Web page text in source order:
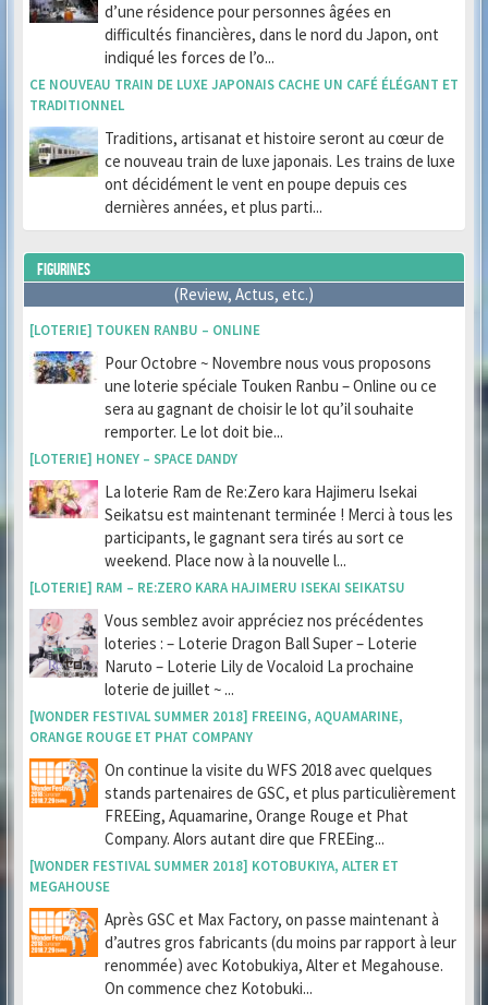
d’une résidence pour personnes âgées en
difficultés financières, dans le nord du Japon, ont
indiqué les forces de l’o...
CE NOUVEAU TRAIN DE LUXE JAPONAIS CACHE UN CAFÉ ÉLÉGANT ET
TRADITIONNEL
Traditions, artisanat et histoire seront au cœur de
ce nouveau train de luxe japonais. Les trains de luxe
ont décidément le vent en poupe depuis ces
dernières années, et plus parti...
FIGURINES
(Review, Actus, etc.)
[LOTERIE] TOUKEN RANBU – ONLINE
Pour Octobre ~ Novembre nous vous proposons
une loterie spéciale Touken Ranbu – Online ou ce
sera au gagnant de choisir le lot qu’il souhaite
remporter. Le lot doit bie...
[LOTERIE] HONEY – SPACE DANDY
La loterie Ram de Re:Zero kara Hajimeru Isekai
Seikatsu est maintenant terminée ! Merci à tous les
participants, le gagnant sera tirés au sort ce
weekend. Place now à la nouvelle l...
[LOTERIE] RAM – RE:ZERO KARA HAJIMERU ISEKAI SEIKATSU
Vous semblez avoir appréciez nos précédentes
loteries : – Loterie Dragon Ball Super – Loterie
Naruto – Loterie Lily de Vocaloid La prochaine
loterie de juillet ~ ...
[WONDER FESTIVAL SUMMER 2018] FREEING, AQUAMARINE,
ORANGE ROUGE ET PHAT COMPANY
On continue la visite du WFS 2018 avec quelques
stands partenaires de GSC, et plus particulièrement
FREEing, Aquamarine, Orange Rouge et Phat
Company. Alors autant dire que FREEing...
[WONDER FESTIVAL SUMMER 2018] KOTOBUKIYA, ALTER ET
MEGAHOUSE
Après GSC et Max Factory, on passe maintenant à
d’autres gros fabricants (du moins par rapport à leur
renommée) avec Kotobukiya, Alter et Megahouse.
On commence chez Kotobuki...